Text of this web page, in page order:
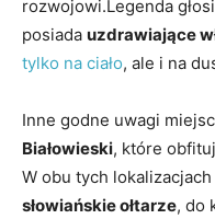
‍rozwojowi.Legenda
posiada uzdrawiające
tylko na ciało, ​ale i na
Inne godne ⁢uwagi
Białowieski,‍ które
W⁣ obu tych
słowiańskie ołtarze, do